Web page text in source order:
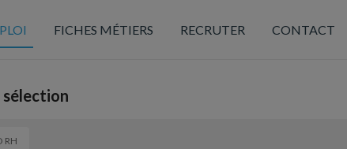
FICHES MÉTIERS RECRUTER CONTACT
RH